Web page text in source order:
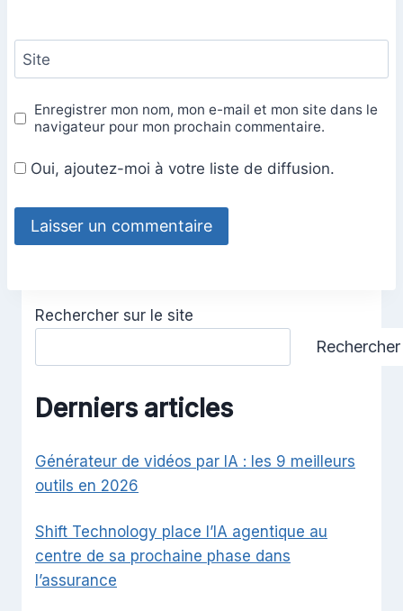
Site
Enregistrer mon nom, mon e-mail et mon site dans le
navigateur pour mon prochain commentaire.
Oui, ajoutez-moi à votre liste de diffusion.
Rechercher sur le site
Rechercher
Derniers articles
Générateur de vidéos par IA : les 9 meilleurs
outils en 2026
Shift Technology place l’IA agentique au
centre de sa prochaine phase dans
l’assurance